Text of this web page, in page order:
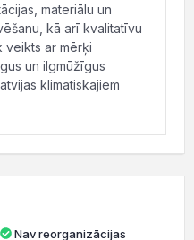
materiālu un
kā arī kvalitatīvu
veikts ar mērķi
un ilgmūžīgus
klimatiskajiem
Nav reorganizācijas